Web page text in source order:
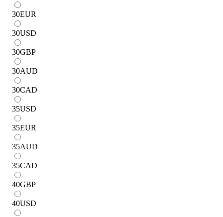
30EUR
30USD
30GBP
30AUD
30CAD
35USD
35EUR
35AUD
35CAD
40GBP
40USD